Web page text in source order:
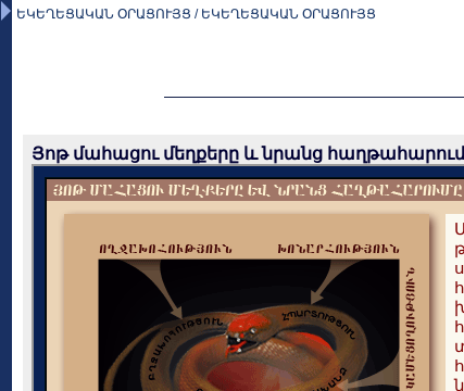
ԵԿԵՂԵՑԱԿԱՆ ՕՐԱՑՈՒՅՑ / ԵԿԵՂԵՑԱԿԱՆ ՕՐԱՑՈՒՅՑ
Յոթ մահացու մեղքերը և նրանց